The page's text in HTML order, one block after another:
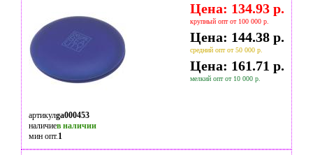
Цена: 134.93 р.
крупный опт от 100 000 р.
Цена: 144.38 р.
средний опт от 50 000 р.
Цена: 161.71 р.
мелкий опт от 10 000 р.
артикулga000453
наличиев наличии
мин опт.1